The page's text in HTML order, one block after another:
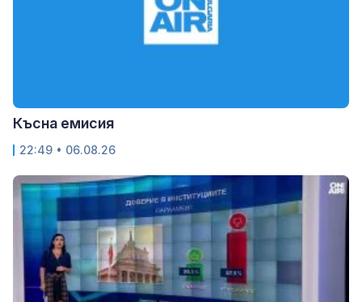
Късна емисия
22:49 • 06.08.26